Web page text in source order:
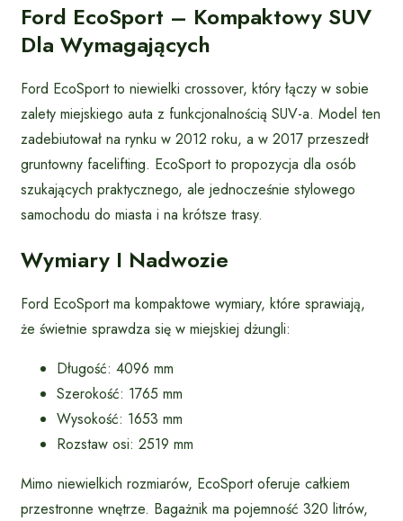
Ford EcoSport – Kompaktowy SUV
Dla Wymagających
Ford EcoSport to niewielki crossover, który łączy w sobie
zalety miejskiego auta z funkcjonalnością SUV-a. Model ten
zadebiutował na rynku w 2012 roku, a w 2017 przeszedł
gruntowny facelifting. EcoSport to propozycja dla osób
szukających praktycznego, ale jednocześnie stylowego
samochodu do miasta i na krótsze trasy.
Wymiary I Nadwozie
Ford EcoSport ma kompaktowe wymiary, które sprawiają,
że świetnie sprawdza się w miejskiej dżungli:
Długość: 4096 mm
Szerokość: 1765 mm
Wysokość: 1653 mm
Rozstaw osi: 2519 mm
Mimo niewielkich rozmiarów, EcoSport oferuje całkiem
przestronne wnętrze. Bagażnik ma pojemność 320 litrów,